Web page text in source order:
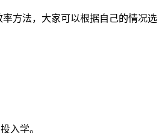
方法，大家可以根据自己的情况选
入学。